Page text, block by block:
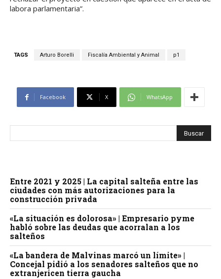
labora parlamentaria”.
TAGS Arturo Borelli Fiscalía Ambiental y Animal p1
Facebook X WhatsApp
Entre 2021 y 2025 | La capital salteña entre las
ciudades con más autorizaciones para la
construcción privada
«La situación es dolorosa» | Empresario pyme
habló sobre las deudas que acorralan a los
salteños
«La bandera de Malvinas marcó un límite» |
Concejal pidió a los senadores salteños que no
extranjericen tierra gaucha